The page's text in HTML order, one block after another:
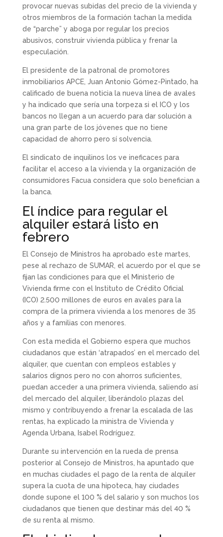
provocar nuevas subidas del precio de la vivienda y
otros miembros de la formación tachan la medida
de “parche” y aboga por regular los precios
abusivos, construir vivienda pública y frenar la
especulación.
El presidente de la patronal de promotores
inmobiliarios APCE, Juan Antonio Gómez-Pintado, ha
calificado de buena noticia la nueva línea de avales
y ha indicado que sería una torpeza si el ICO y los
bancos no llegan a un acuerdo para dar solución a
una gran parte de los jóvenes que no tiene
capacidad de ahorro pero sí solvencia.
El sindicato de inquilinos los ve ineficaces para
facilitar el acceso a la vivienda y la organización de
consumidores Facua considera que solo benefician a
la banca.
El índice para regular el
alquiler estará listo en
febrero
El Consejo de Ministros ha aprobado este martes,
pese al rechazo de SUMAR, el acuerdo por el que se
fijan las condiciones para que el Ministerio de
Vivienda firme con el Instituto de Crédito Oficial
(ICO) 2.500 millones de euros en avales para la
compra de la primera vivienda a los menores de 35
años y a familias con menores.
Con esta medida el Gobierno espera que muchos
ciudadanos que están ‘atrapados’ en el mercado del
alquiler, que cuentan con empleos estables y
salarios dignos pero no con ahorros suficientes,
puedan acceder a una primera vivienda, saliendo así
del mercado del alquiler, liberándolo plazas del
mismo y contribuyendo a frenar la escalada de las
rentas, ha explicado la ministra de Vivienda y
Agenda Urbana, Isabel Rodríguez.
Durante su intervención en la rueda de prensa
posterior al Consejo de Ministros, ha apuntado que
en muchas ciudades el pago de la renta de alquiler
supera la cuota de una hipoteca, hay ciudades
donde supone el 100 % del salario y son muchos los
ciudadanos que tienen que destinar más del 40 %
de su renta al mismo.